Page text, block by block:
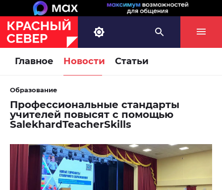
Главное Новости Статьи
Образование
Профессиональные стандарты
учителей повысят с помощью
SalekhardTeacherSkills